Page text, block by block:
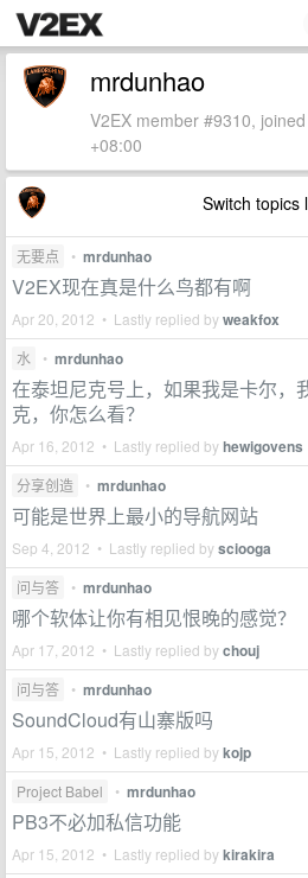
mrdunhao
V2EX member #9310,
+08:00
Switch topics
无要点 • mrdunhao
V2EX现在真是什么鸟都有啊
Apr 20, 2012 • Lastly replied byweakfox
水 • mrdunhao
在泰坦尼克号上，如果我是卡尔，
克，你怎么看？
Apr 16, 2012 • Lastly replied byhewigovens
分享创造 • mrdunhao
可能是世界上最小的导航网站
Sep 4, 2012 • Lastly replied bysciooga
问与答 • mrdunhao
哪个软体让你有相见恨晚的感觉？
Apr 17, 2012 • Lastly replied bychouj
问与答 • mrdunhao
SoundCloud有山寨版吗
Apr 15, 2012 • Lastly replied bykojp
Project Babel • mrdunhao
PB3不必加私信功能
Apr 15, 2012 • Lastly replied bykirakira